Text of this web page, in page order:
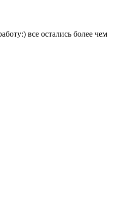
все остались более чем